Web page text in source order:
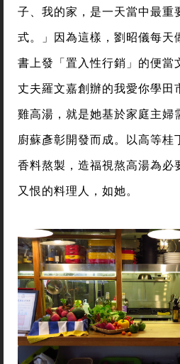
子、我的家，是一天當中最重
式。」因為這樣，劉昭儀每天
書上發「置入性行銷」的便當
丈夫羅文嘉創辦的我愛你學田
雞高湯，就是她基於家庭主婦
廚蘇彥彰開發而成。以高等桂
香料熬製，造福視熬高湯為必
又恨的料理人，如她。